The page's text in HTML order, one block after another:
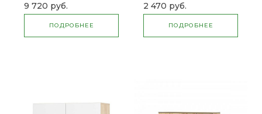
9 720 руб.
ПОДРОБНЕЕ
2 470 руб.
ПОДРОБНЕЕ